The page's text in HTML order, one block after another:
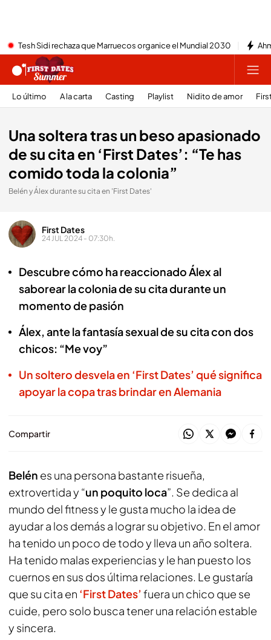
Tesh Sidi rechaza que Marruecos organice el Mundial 2030
Lo último A la carta Casting Playlist Nidito de amor
Una soltera tras un beso apasionado
de su cita en ‘First Dates’: “Te has
comido toda la colonia”
Belén y Álex durante su cita en 'First Dates'
First Dates
24 JUL 2024 - 07:30h.
Descubre cómo ha reaccionado Álex al
saborear la colonia de su cita durante un
momento de pasión
Álex, ante la fantasía sexual de su cita con dos
chicos: “Me voy”
Un soltero desvela en ‘First Dates’ qué significa
apoyar la copa tras brindar en Alemania
Compartir
Belén es una persona bastante risueña,
extrovertida y “un poquito loca”. Se dedica al
mundo del fitness y le gusta mucho la idea de
ayudar a los demás a lograr su objetivo. En el amor
ha tenido un poco de todo y lleva un año soltera.
Ha tenido malas experiencias y le han puesto los
cuernos en sus dos última relaciones. Le gustaría
que su cita en ‘First Dates’fuera un chico que se
cuide, pero solo busca tener una relación estable
y sincera.